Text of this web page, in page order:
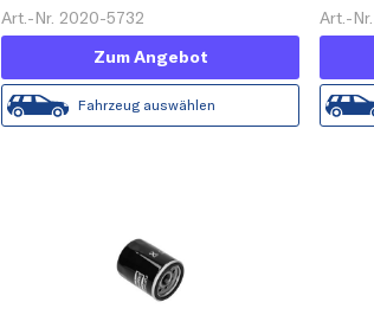
Art.-Nr. 2020-5732
Zum Angebot
Fahrzeug auswählen
Art.-